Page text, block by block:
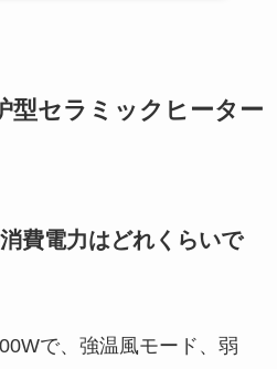
型セラミックヒーター
費電力はどれくらいで
で、強温風モード、弱